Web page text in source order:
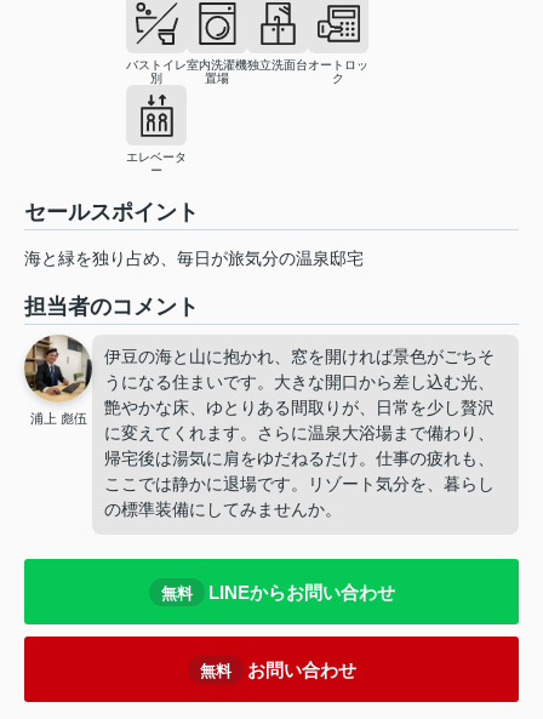
バストイレ
別
室内洗濯機
置場
独立洗面台オートロッ
ク
エレベータ
ー
セールスポイント
海と緑を独り占め、毎日が旅気分の温泉邸宅
担当者のコメント
浦上 彪伍
伊豆の海と山に抱かれ、窓を開ければ景色がごちそ
うになる住まいです。大きな開口から差し込む光、
艶やかな床、ゆとりある間取りが、日常を少し贅沢
に変えてくれます。さらに温泉大浴場まで備わり、
帰宅後は湯気に肩をゆだねるだけ。仕事の疲れも、
ここでは静かに退場です。リゾート気分を、暮らし
の標準装備にしてみませんか。
無料 LINEからお問い合わせ
無料 お問い合わせ